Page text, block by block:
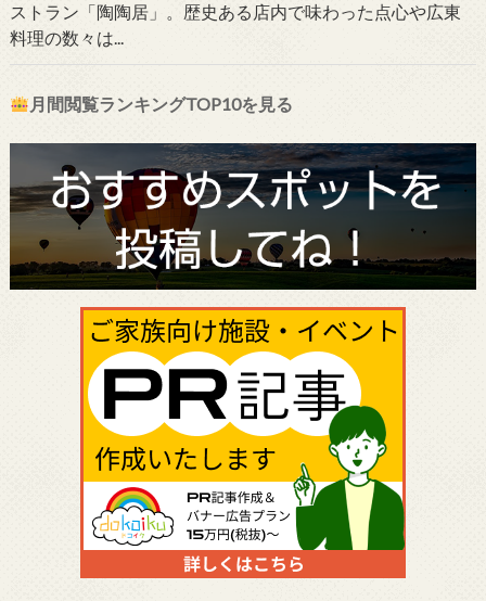
ストラン「陶陶居」。歴史ある店内で味わった点心や広東
料理の数々は...
月間閲覧ランキングTOP10を見る